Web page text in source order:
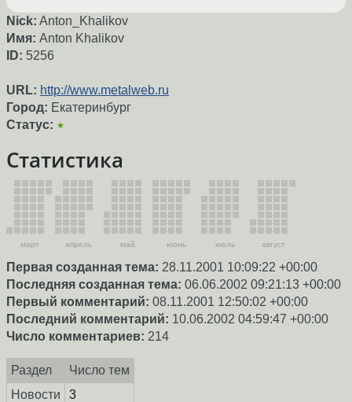
Nick: Anton_Khalikov
Имя: Anton Khalikov
ID: 5256
URL: http://www.metalweb.ru
Город: Екатеринбург
Статус: ★
Статистика
март апрель май июнь июль август
Первая созданная тема: 28.11.2001 10:09:22 +00:00
Последняя созданная тема: 06.06.2002 09:21:13 +00:00
Первый комментарий: 08.11.2001 12:50:02 +00:00
Последний комментарий: 10.06.2002 04:59:47 +00:00
Число комментариев: 214
Раздел
Число тем
Новости
3